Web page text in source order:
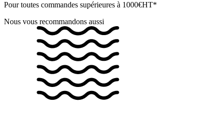
Pour toutes commandes supérieures à 1000€HT*
Nous vous recommandons aussi